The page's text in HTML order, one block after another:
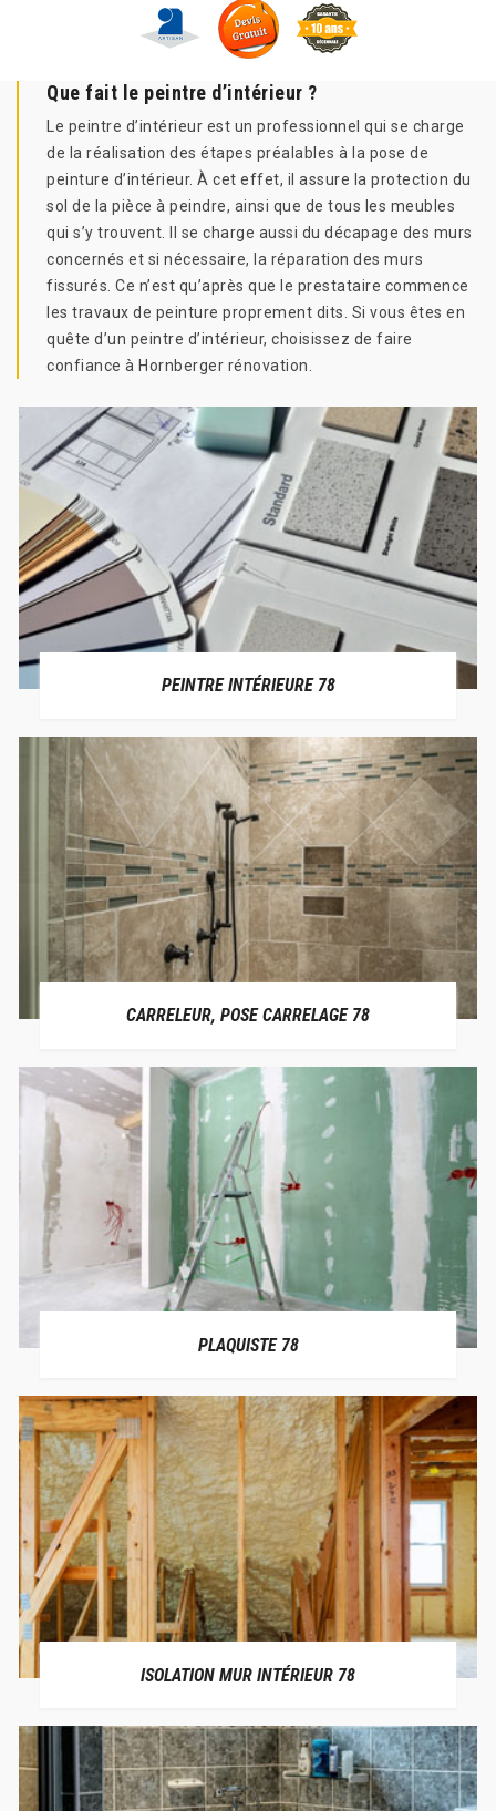
Que fait le peintre d’intérieur ?
Le peintre d’intérieur est un professionnel qui se charge
de la réalisation des étapes préalables à la pose de
peinture d’intérieur. À cet effet, il assure la protection du
sol de la pièce à peindre, ainsi que de tous les meubles
qui s’y trouvent. Il se charge aussi du décapage des murs
concernés et si nécessaire, la réparation des murs
fissurés. Ce n’est qu’après que le prestataire commence
les travaux de peinture proprement dits. Si vous êtes en
quête d’un peintre d’intérieur, choisissez de faire
confiance à Hornberger rénovation.
PEINTRE INTÉRIEURE 78
CARRELEUR, POSE CARRELAGE 78
PLAQUISTE 78
ISOLATION MUR INTÉRIEUR 78